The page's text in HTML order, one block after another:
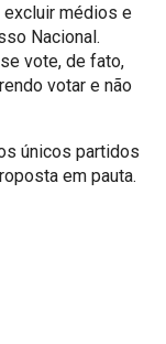
excluir médios e
Nacional.
vote, de fato,
votar e não
únicos partidos
em pauta.